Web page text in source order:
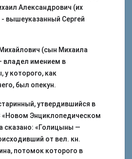
Александрович (их
вышеуказанный Сергей
(сын Михаила
владел имением в
которого, как
был опекун.
утвердившийся в
«Новом Энциклопедическом
сказано: «Голицыны —
от вел. кн.
потомок которого в